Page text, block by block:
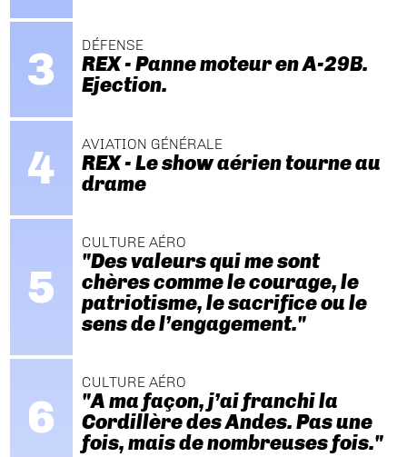
DÉFENSE
REX - Panne moteur en A-29B.
Ejection.
AVIATION GÉNÉRALE
REX - Le show aérien tourne au
drame
CULTURE AÉRO
"Des valeurs qui me sont
chères comme le courage, le
patriotisme, le sacrifice ou le
sens de l’engagement."
CULTURE AÉRO
"A ma façon, j’ai franchi la
Cordillère des Andes. Pas une
fois, mais de nombreuses fois."